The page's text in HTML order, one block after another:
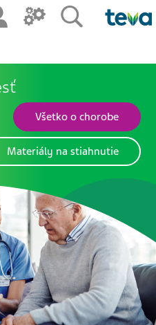
Všetko o chorobe
Materiály na stiahnutie